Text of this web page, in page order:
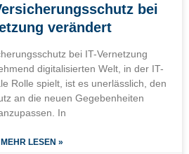
bei
verändert
bei IT-Vernetzung
digitalisierten Welt, in der IT-
Rolle spielt, ist es unerlässlich, den
an die neuen Gegebenheiten
In
MEHR LESEN »